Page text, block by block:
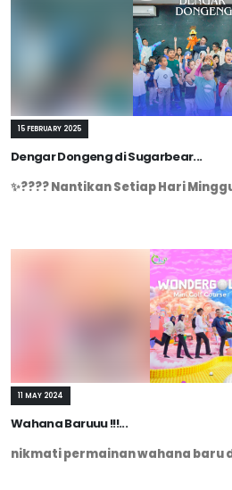
15 FEBRUARY 2025
Dengar Dongeng di Sugarbear...
✨???? Nantikan Setiap Hari
11 MAY 2024
Wahana Baruuu !!!...
nikmati permainan wahana baru